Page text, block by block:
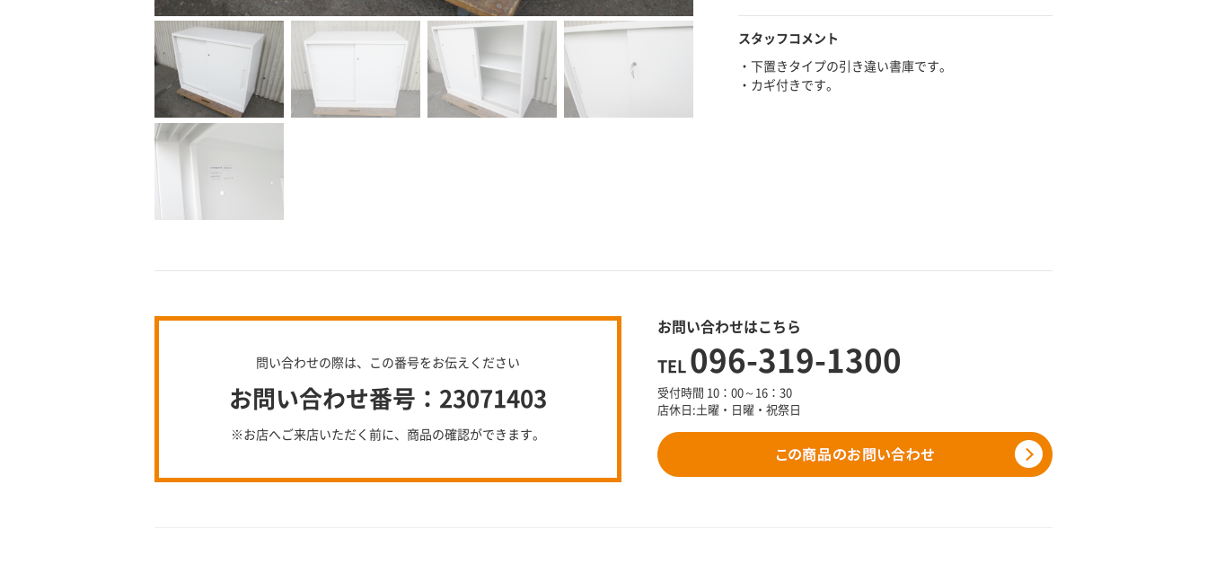
スタッフコメント
・下置きタイプの引き違い書庫です。
・カギ付きです。
問い合わせの際は、この番号をお伝えください
お問い合わせ番号：23071403
※お店へご来店いただく前に、商品の確認ができます。
お問い合わせはこちら
TEL 096-319-1300
受付時間 10：00～16：30
店休日:土曜・日曜・祝祭日